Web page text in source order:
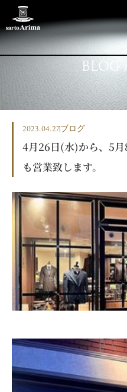
BLOG
2023.04.27ブログ
4月26日(水)から、5
も営業致します。